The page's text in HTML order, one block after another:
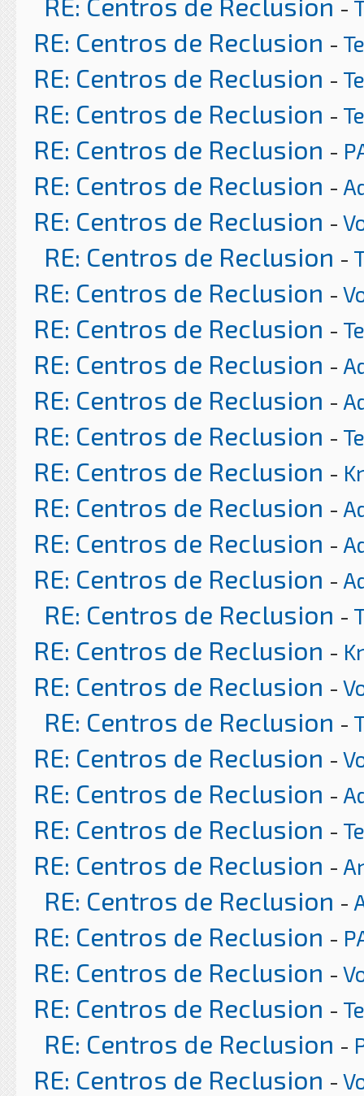
-
RE: Centros de Reclusion -
RE: Centros de Reclusion -
RE: Centros de Reclusion -
RE: Centros de Reclusion -
RE: Centros de Reclusion -
RE: Centros de Reclusion -
RE: Centros de Reclusion -
RE: Centros de Reclusion -
RE: Centros de Reclusion -
RE: Centros de Reclusion -
RE: Centros de Reclusion -
RE: Centros de Reclusion -
RE: Centros de Reclusion -
RE: Centros de Reclusion -
RE: Centros de Reclusion -
RE: Centros de Reclusion -
RE: Centros de Reclusion -
RE: Centros de Reclusion -
RE: Centros de Reclusion -
RE: Centros de Reclusion -
RE: Centros de Reclusion -
RE: Centros de Reclusion -
RE: Centros de Reclusion -
RE: Centros de Reclusion -
RE: Centros de Reclusion -
RE: Centros de Reclusion -
RE: Centros de Reclusion -
RE: Centros de Reclusion -
RE: Centros de Reclusion -
RE: Centros de Reclusion -